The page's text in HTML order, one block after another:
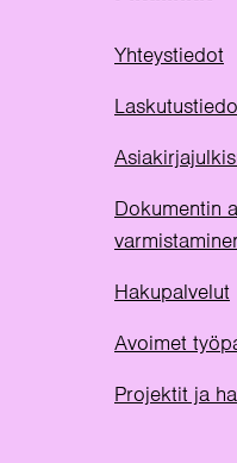
Yhteystiedot
Dokumentin
Hakupalvelut
Avoimet
Projektit ja